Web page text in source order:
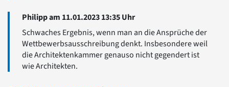
Philipp am 11.01.2023 13:35 Uhr
Schwaches Ergebnis, wenn man an die Ansprüche der
Wettbewerbsausschreibung denkt. Insbesondere weil
die Architektenkammer genauso nicht gegendert ist
wie Architekten.